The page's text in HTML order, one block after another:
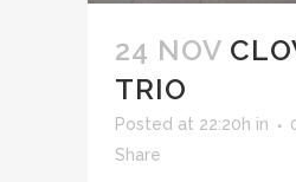
24 NOV
TRIO
Posted at 22:20h in
Share